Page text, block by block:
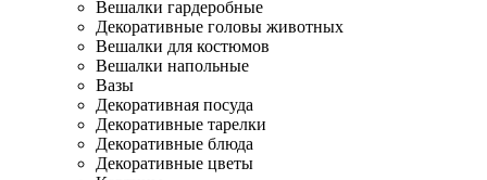
Вешалки гардеробные
Декоративные головы животных
Вешалки для костюмов
Вешалки напольные
Вазы
Декоративная посуда
Декоративные тарелки
Декоративные блюда
Декоративные цветы